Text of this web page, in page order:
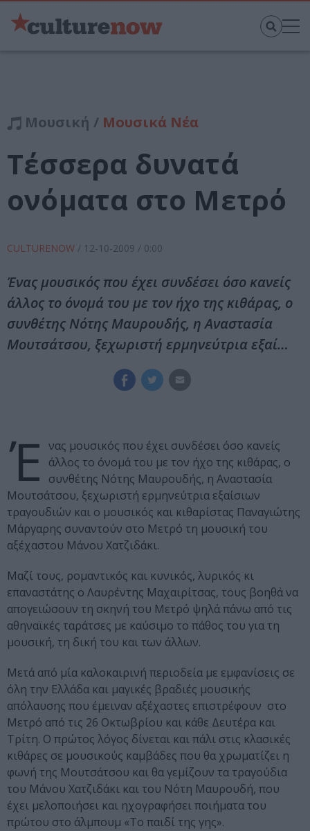
Μουσική / Μουσικά Νέα
Τέσσερα δυνατά
ονόματα στο Μετρό
CULTURENOW / 12-10-2009 / 0:00
Ένας μουσικός που έχει συνδέσει όσο κανείς
άλλος το όνομά του με τον ήχο της κιθάρας, ο
συνθέτης Νότης Μαυρουδής, η Αναστασία
Μουτσάτσου, ξεχωριστή ερμηνεύτρια εξαί…
Έ νας μουσικός που έχει συνδέσει όσο κανείς
άλλος το όνομά του με τον ήχο της κιθάρας, ο
συνθέτης Νότης Μαυρουδής, η Αναστασία
Μουτσάτσου, ξεχωριστή ερμηνεύτρια εξαίσιων
τραγουδιών και ο μουσικός και κιθαρίστας Παναγιώτης
Μάργαρης συναντούν στο Μετρό τη μουσική του
αξέχαστου Μάνου Χατζιδάκι.
Μαζί τους, ρομαντικός και κυνικός, λυρικός κι
επαναστάτης ο Λαυρέντης Μαχαιρίτσας, τους βοηθά να
απογειώσουν τη σκηνή του Μετρό ψηλά πάνω από τις
αθηναϊκές ταράτσες με καύσιμο το πάθος του για τη
μουσική, τη δική του και των άλλων.
Μετά από μία καλοκαιρινή περιοδεία με εμφανίσεις σε
όλη την Ελλάδα και μαγικές βραδιές μουσικής
απόλαυσης που έμειναν αξέχαστες επιστρέφουν στο
Μετρό από τις 26 Οκτωβρίου και κάθε Δευτέρα και
Τρίτη. Ο πρώτος λόγος δίνεται και πάλι στις κλασικές
κιθάρες σε μουσικούς καμβάδες που θα χρωματίζει η
φωνή της Μουτσάτσου και θα γεμίζουν τα τραγούδια
του Μάνου Χατζιδάκι και του Νότη Μαυρουδή, που
έχει μελοποιήσει και ηχογραφήσει ποιήματα του
πρώτου στο άλμπουμ «Το παιδί της γης».